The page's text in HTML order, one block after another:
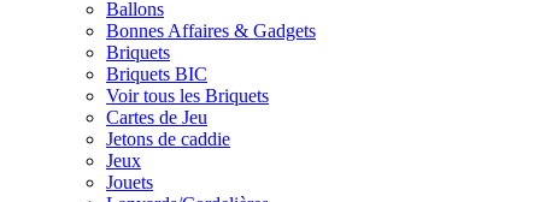
Ballons
Bonnes Affaires & Gadgets
Briquets
Briquets BIC
Voir tous les Briquets
Cartes de Jeu
Jetons de caddie
Jeux
Jouets